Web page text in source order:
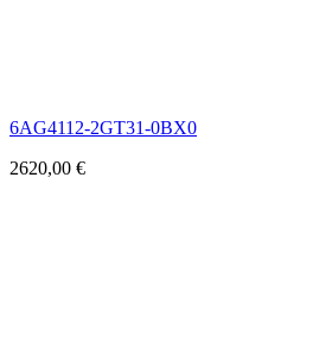
6AG4112-2GT31-0BX0
2620,00 €